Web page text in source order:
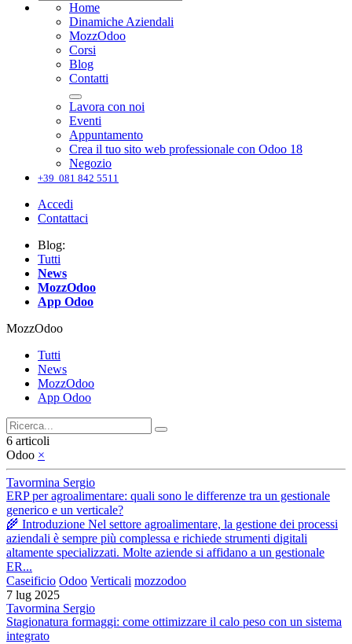
Home
Dinamiche Aziendali
MozzOdoo
Corsi
Blog
Contatti
Lavora con noi
Eventi
Appuntamento
Crea il tuo sito web professionale con Odoo 18
Negozio
+39 081 842 5511
Accedi
Contattaci
Blog:
Tutti
News
MozzOdoo
App Odoo
MozzOdoo
Tutti
News
MozzOdoo
App Odoo
6 articoli
Odoo ×
Tavormina Sergio
ERP per agroalimentare: quali sono le differenze tra un gestionale
generico e un verticale?
🌾 Introduzione Nel settore agroalimentare, la gestione dei processi
aziendali è sempre più complessa e richiede strumenti digitali
altamente specializzati. Molte aziende si affidano a un gestionale
ER...
Caseificio Odoo Verticali mozzodoo
7 lug 2025
Tavormina Sergio
Stagionatura formaggi: come ottimizzare il calo peso con un sistema
integrato